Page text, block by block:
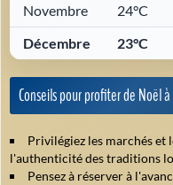
Novembre
24°C
Décembre
23°C
Conseils pour profiter de Noël
Privilégiez les marchés
l'authenticité des traditions
Pensez à réserver à